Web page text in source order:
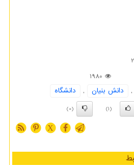
1980
, دانش بنیان ,
دانشگاه
(1)
(0)
X